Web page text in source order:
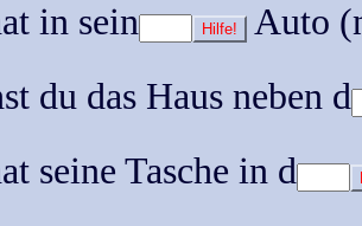
in sein Hilfe!
Auto
du das Haus neben d
seine Tasche in d